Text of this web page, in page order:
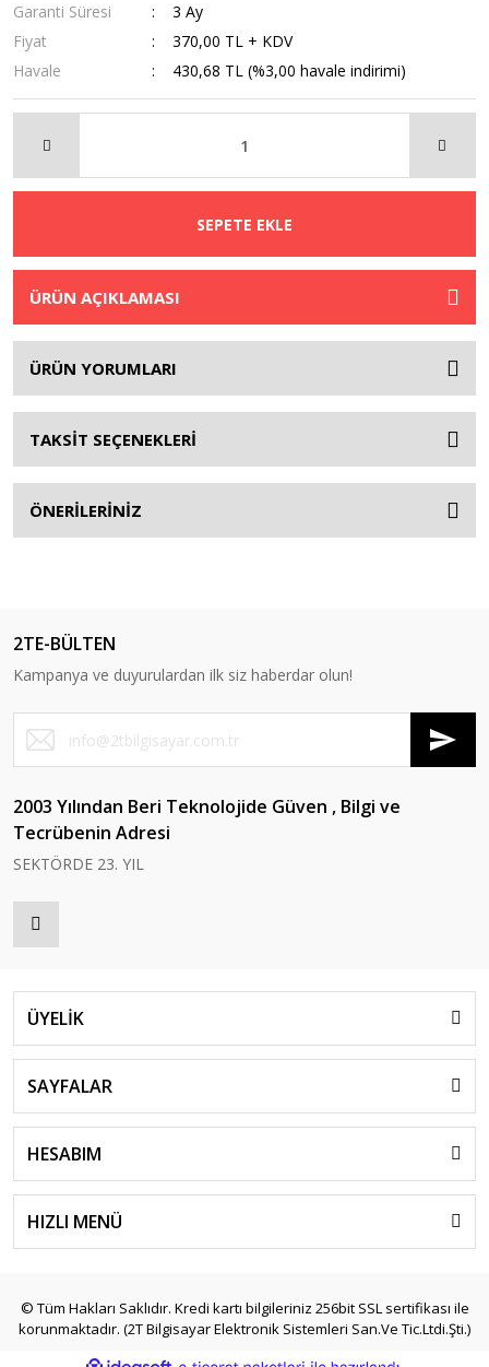
Garanti Süresi
3 Ay
Fiyat
370,00 TL + KDV
Havale
430,68 TL (%3,00 havale indirimi)
SEPETE EKLE
ÜRÜN AÇIKLAMASI
ÜRÜN YORUMLARI
TAKSİT SEÇENEKLERİ
ÖNERİLERİNİZ
2TE-BÜLTEN
Kampanya ve duyurulardan ilk siz haberdar olun!
2003 Yılından Beri Teknolojide Güven , Bilgi ve
Tecrübenin Adresi
SEKTÖRDE 23. YIL
ÜYELİK
SAYFALAR
HESABIM
HIZLI MENÜ
© Tüm Hakları Saklıdır. Kredi kartı bilgileriniz 256bit SSL sertifikası ile
korunmaktadır. (2T Bilgisayar Elektronik Sistemleri San.Ve Tic.Ltdi.Şti.)